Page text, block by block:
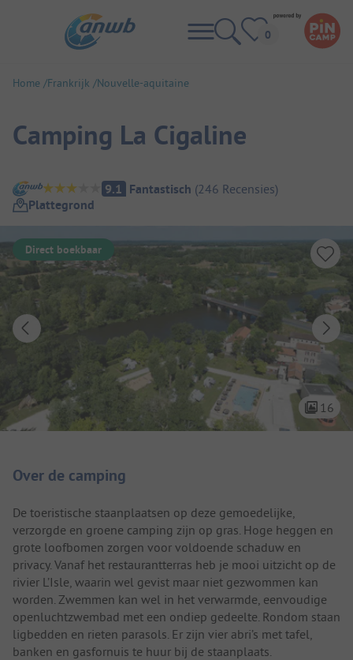
Home Frankrijk Nouvelle-aquitaine
Camping La Cigaline
Camping overzicht
9.1 Fantastisch (246 Recensies)
Plattegrond
Direct boekbaar
16
Over de camping
De toeristische staanplaatsen op deze gemoedelijke,
verzorgde en groene camping zijn op gras. Hoge heggen en
grote loofbomen zorgen voor voldoende schaduw en
privacy. Vanaf het restaurantterras heb je mooi uitzicht op de
rivier L’Isle, waarin wel gevist maar niet gezwommen kan
worden. Zwemmen kan wel in het verwarmde, eenvoudige
openluchtzwembad met een ondiep gedeelte. Rondom staan
ligbedden en rieten parasols. Er zijn vier abri’s met tafel,
banken en gasfornuis te huur bij de staanplaats.